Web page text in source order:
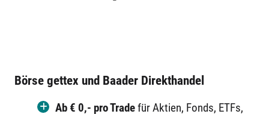
Börse gettex und Baader Direkthandel
Ab € 0,- pro Tradefür Aktien, Fonds, ETFs,